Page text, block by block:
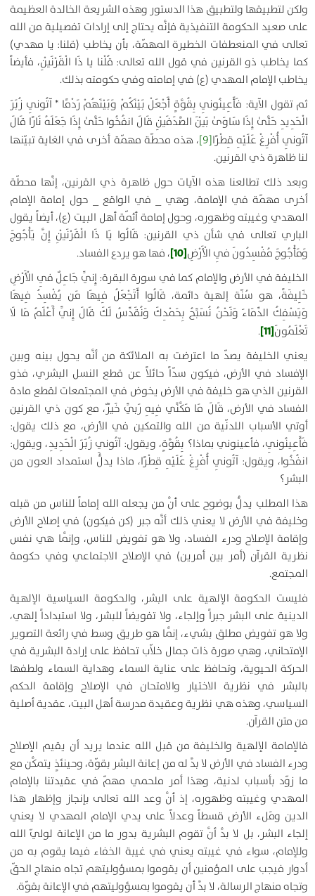
ولكن لتطبيقها ولتطبيق هذا الدستور وهذه الشريعة الخالدة العظيمة
على صعيد الحكومة التنفيذية فإنَّه يحتاج إلى إرادات تفصيلية من الله
تعالى في المنعطفات الخطيرة المهمّة، بأن يخاطب (قلنا: يا مهدي)
كما يخاطب ذو القرنين في قول الله تعالى: قُلْنا يا ذَا الْقَرْنَيْنِ، فأيضاً
يخاطب الإمام المهدي (ع) في إمامته وفي حكومته بذلك.
ثم تقول الآية: فَأَعِينُونِي بِقُوَّةٍ أَجْعَلْ بَيْنَكُمْ وَبَيْنَهُمْ رَدْمًا *آتُونِي زُبَرَ
الْحَدِيدِ حَتَّىٰ إِذَا سَاوَىٰ بَيْنَ الصَّدَفَيْنِ قَالَ انفُخُوا حَتَّىٰ إِذَا جَعَلَهُ نَارًا قَالَ
آتُونِي أُفْرِغْ عَلَيْهِ قِطْرًا[9]
، هذه محطّة مهمّة أخرى في الغاية تبيّنها
لنا ظاهرة ذي القرنين.
وبعد ذلك تطالعنا هذه الآيات حول ظاهرة ذي القرنين، إنَّها محطّة
أخرى مهمّة في الإمامة، وهي _ في الواقع _ حول إمامة الإمام
المهدي وغيبته وظهوره، وحول إمامة أئمّة أهل البيت (ع)، أيضاً يقول
الباري تعالى في شأن ذي القرنين: قَالُوا يَا ذَا الْقَرْنَيْنِ إِنَّ يَأْجُوجَ
وَمَأْجُوجَ مُفْسِدُونَ فِي الْأَرْضِ[10]
، فها هو يردع الفساد.
الخليفة في الأرض والإمام كما في سورة البقرة: إِنِّي جَاعِلٌ فِي الْأَرْضِ
خَلِيفَةً، هو سُنّة إلهية دائمة، قَالُوا أَتَجْعَلُ فِيهَا مَن يُفْسِدُ فِيهَا
وَيَسْفِكُ الدِّمَاءَ وَنَحْنُ نُسَبِّحُ بِحَمْدِكَ وَنُقَدِّسُ لَكَ قَالَ إِنِّي أَعْلَمُ مَا لَا
تَعْلَمُونَ[11]
.
يعني الخليفة يصدّ ما اعترضت به الملائكة من أنَّه يحول بينه وبين
الإفساد في الأرض، فيكون سدّاً حائلاً عن قطع النسل البشري، فذو
القرنين الذي هو خليفة في الأرض يخوض في المجتمعات لقطع مادة
الفساد في الأرض، قَالَ مَا مَكَّنِّي فِيهِ رَبِّي خَيْرٌ، مع كون ذي القرنين
أوتي الأسباب اللدنّية من الله والتمكين في الأرض، مع ذلك يقول:
فَأَعِينُونِي، فأعينوني بماذا؟ بِقُوَّةٍ، ويقول:آتُونِي زُبَرَ الْحَدِيدِ، ويقول:
انفُخُوا، ويقول: آتُونِي أُفْرِغْ عَلَيْهِ قِطْرًا، ماذا يدلُّ استمداد العون من
البشر؟
هذا المطلب يدلُّ بوضوح على أنَّ من يجعله الله إماماً للناس من قبله
وخليفة في الأرض لا يعني ذلك أنَّه جبر (كن فيكون) في إصلاح الأرض
وإقامة الإصلاح ودرء الفساد، ولا هو تفويض للناس، وإنَّما هي نفس
نظرية القرآن (أمر بين أمرين) في الإصلاح الاجتماعي وفي حكومة
المجتمع.
فليست الحكومة الإلهية على البشر، والحكومة السياسية الإلهية
الدينية على البشر جبراً وإلجاء، ولا تفويضاً للبشر، ولا استبداداً إلهي،
ولا هو تفويض مطلق بشيء، إنَّما هو طريق وسط في رائعة التصوير
الإمتحاني، وهي صورة ذات جمال خلاّب تحافظ على إرادة البشرية في
الحركة الحيوية، وتحافظ على عناية السماء وهداية السماء ولطفها
بالبشر في نظرية الاختيار والامتحان في الإصلاح وإقامة الحكم
السياسي، وهذه هي نظرية وعقيدة مدرسة أهل البيت، عقدية أصلية
من متن القرآن.
فالإمامة الإلهية والخليفة من قبل الله عندما يريد أن يقيم الإصلاح
ودرء الفساد في الأرض لا بدَّ له من إعانة البشر بقوّة، وحينئذٍ يتمكَّن مع
ما زوّد بأسباب لدنية، وهذا أمر ملحمي مهمّ في عقيدتنا بالإمام
المهدي وغيبته وظهوره، إذ أنَّ وعد الله تعالى بإنجاز وإظهار هذا
الدين ومَلء الأرض قسطاً وعدلاً على يدي الإمام المهدي لا يعني
إلجاء البشر، بل لا بدَّ أنَّ تقوم البشرية بدور ما من الإعانة لوليّ الله
وللإمام، سواء في غيبته يعني في غيبة الخفاء فيما يقوم به من
أدوار فيجب على المؤمنين أن يقوموا بمسؤوليتهم تجاه منهاج الحقّ
وتجاه منهاج الرسالة، لا بدَّ أن يقوموا بمسؤوليتهم في الإعانة بقوّة.